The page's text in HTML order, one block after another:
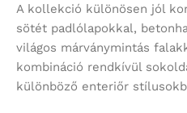
A kollekció különösen jól
sötét padlólapokkal,
világos márványmintás
kombináció rendkívül
különböző enteriőr